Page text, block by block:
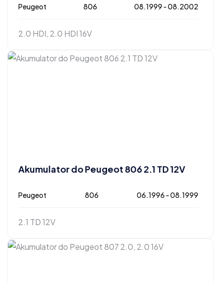
Peugeot 806 08.1999 - 08.2002
2.0 HDI, 2.0 HDI 16V
Akumulator do Peugeot 806 2.1 TD 12V
Peugeot 806 06.1996 - 08.1999
2.1 TD 12V